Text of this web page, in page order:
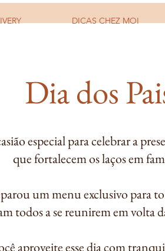
DICAS CHEZ MOI
Dia dos
especial para celebrar a
que fortalecem os laços em
um menu exclusivo para
todos a se reunirem em volta
aproveite esse dia com